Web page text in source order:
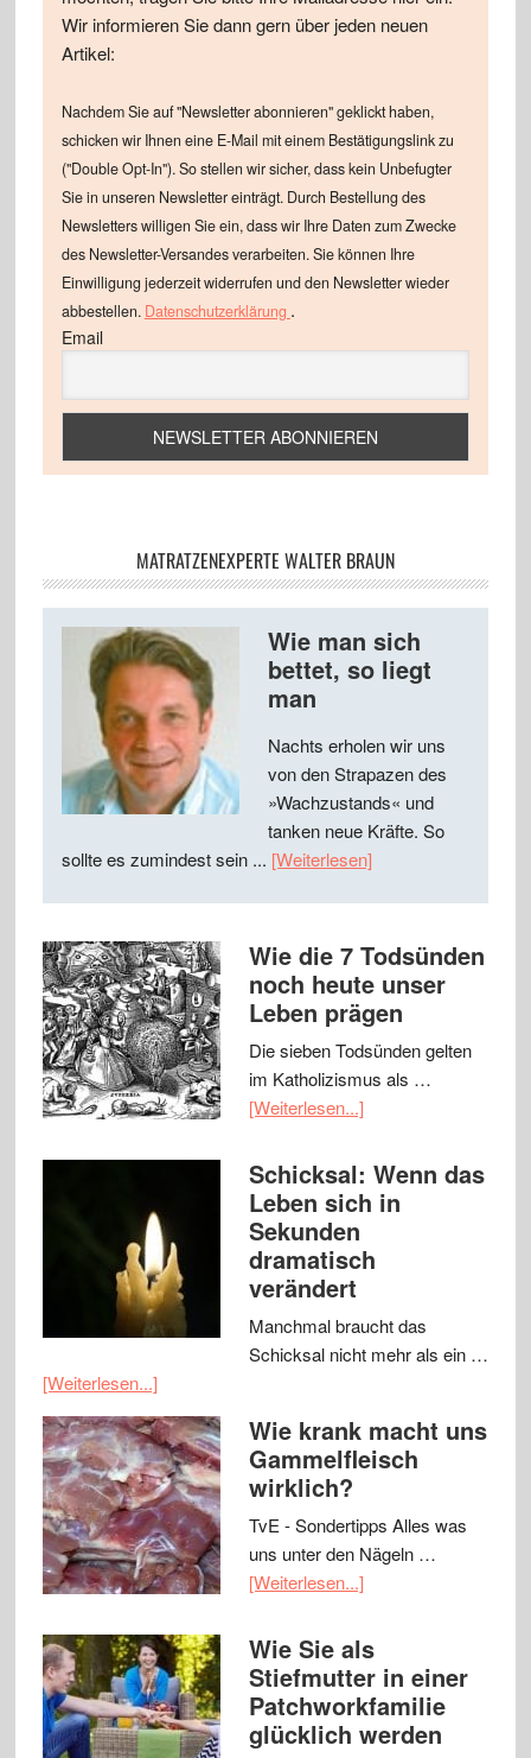
Wir informieren Sie dann gern über jeden neuen
Artikel:
Nachdem Sie auf "Newsletter abonnieren" geklickt haben,
schicken wir Ihnen eine E-Mail mit einem Bestätigungslink zu
("Double Opt-In"). So stellen wir sicher, dass kein Unbefugter
Sie in unseren Newsletter einträgt. Durch Bestellung des
Newsletters willigen Sie ein, dass wir Ihre Daten zum Zwecke
des Newsletter-Versandes verarbeiten. Sie können Ihre
Einwilligung jederzeit widerrufen und den Newsletter wieder
abbestellen. Datenschutzerklärung .
Email
MATRATZENEXPERTE WALTER BRAUN
Wie man sich
bettet, so liegt
man
Nachts erholen wir uns
von den Strapazen des
»Wachzustands« und
tanken neue Kräfte. So
sollte es zumindest sein ... [Weiterlesen]
Wie die 7 Todsünden
noch heute unser
Leben prägen
Die sieben Todsünden gelten
im Katholizismus als …
[Weiterlesen...]
Schicksal: Wenn das
Leben sich in
Sekunden
dramatisch
verändert
Manchmal braucht das
Schicksal nicht mehr als ein …
[Weiterlesen...]
Wie krank macht uns
Gammelfleisch
wirklich?
TvE - Sondertipps Alles was
uns unter den Nägeln …
[Weiterlesen...]
Wie Sie als
Stiefmutter in einer
Patchworkfamilie
glücklich werden